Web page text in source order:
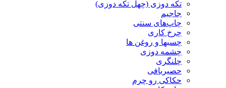
تکه دوزی (چهل تکه دوزی)
جاجیم
چاپ‌های سنتی
چرخ کاری
چسبها و روغن ها
چشمه دوزی
چلنگری
حصیربافی
حکاکی رو چرم